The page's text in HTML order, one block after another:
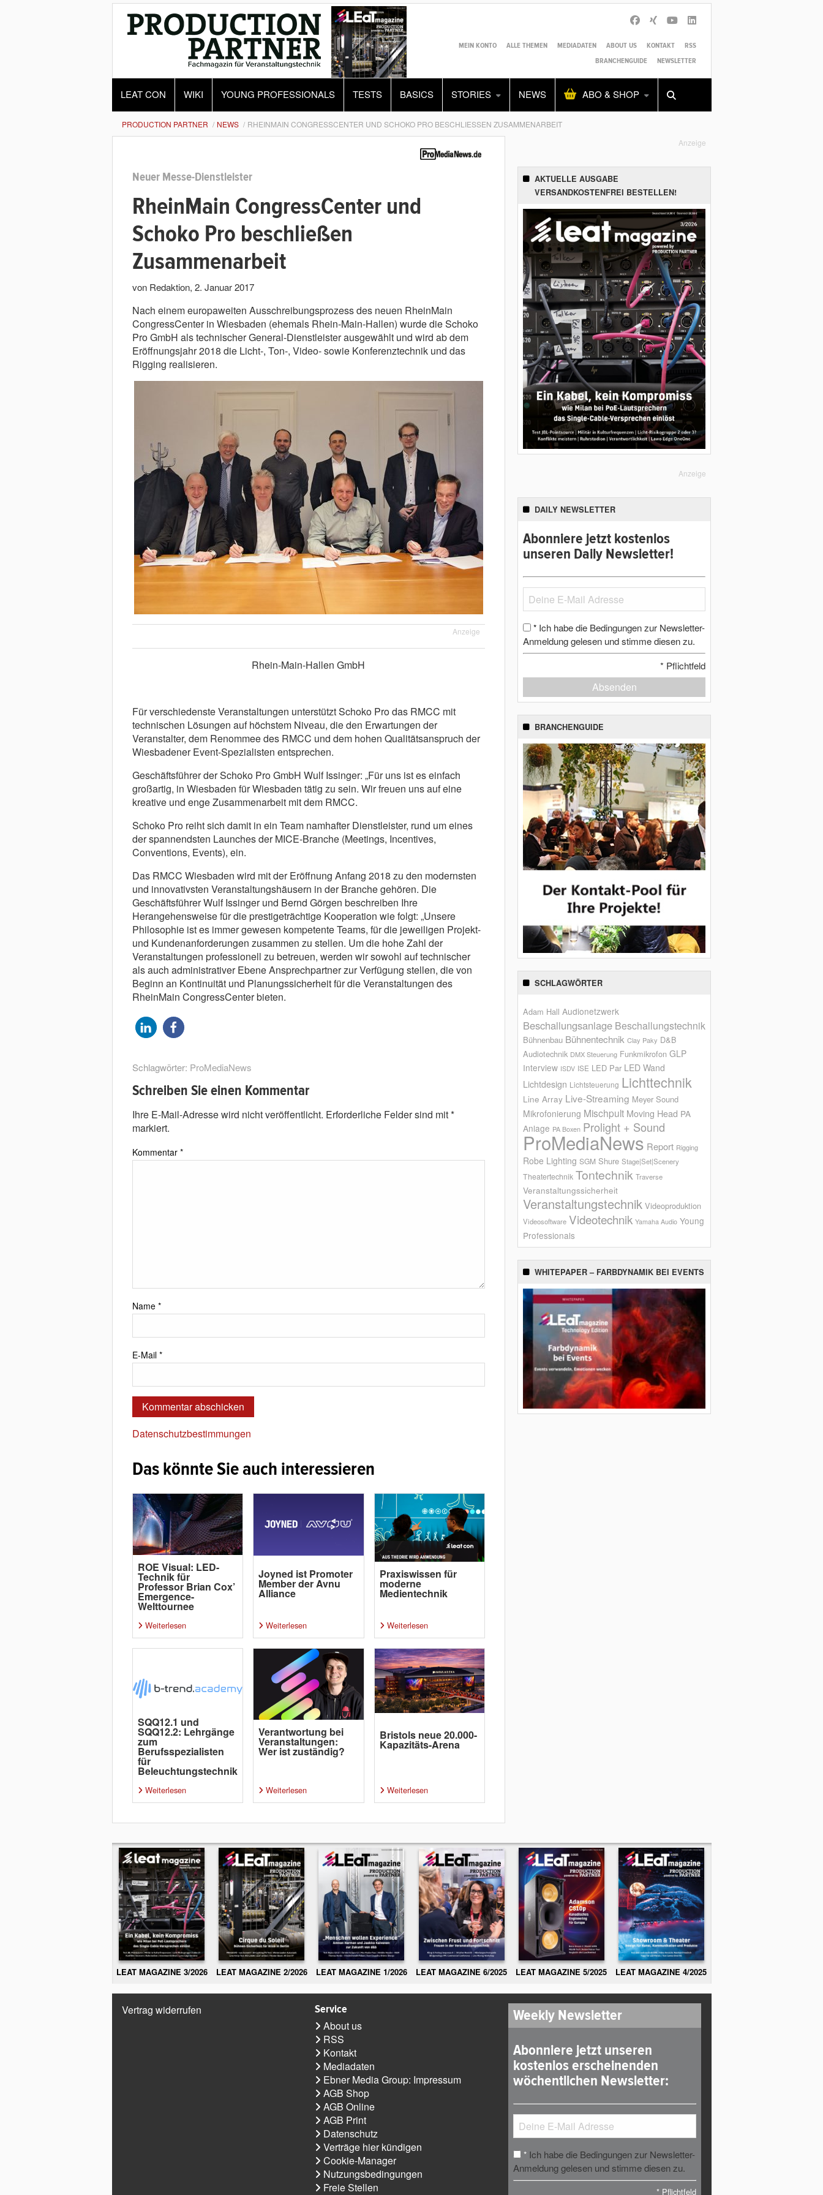
MEIN KONTO ALLE THEMEN MEDIADATEN ABOUT US KONTAKT
RSS
BRANCHENGUIDE
NEWSLETTER
LEAT CON WIKI YOUNG PROFESSIONALS TESTS BASICS STORIES NEWS ABO & SHOP
Alles Shop SUCHEN
PRODUCTION PARTNER NEWS RHEINMAIN CONGRESSCENTER UND SCHOKO PRO BESCHLIESSEN ZUSAMMENARBEIT
Neuer Messe-Dienstleister
RheinMain CongressCenter und
Schoko Pro beschließen
Zusammenarbeit
von Redaktion, 2. Januar 2017
Nach einem europaweiten Ausschreibungsprozess des neuen RheinMain
CongressCenter in Wiesbaden (ehemals Rhein-Main-Hallen) wurde die Schoko
Pro GmbH als technischer General-Dienstleister ausgewählt und wird ab dem
Eröffnungsjahr 2018 die Licht-, Ton-, Video- sowie Konferenztechnik und das
Rigging realisieren.
Anzeige
Rhein-Main-Hallen GmbH
Für verschiedenste Veranstaltungen unterstützt Schoko Pro das RMCC mit
technischen Lösungen auf höchstem Niveau, die den Erwartungen der
Veranstalter, dem Renommee des RMCC und dem hohen Qualitätsanspruch der
Wiesbadener Event-Spezialisten entsprechen.
Geschäftsführer der Schoko Pro GmbH Wulf Issinger: „Für uns ist es einfach
großartig, in Wiesbaden für Wiesbaden tätig zu sein. Wir freuen uns auf eine
kreative und enge Zusammenarbeit mit dem RMCC.
Schoko Pro reiht sich damit in ein Team namhafter Dienstleister, rund um eines
der spannendsten Launches der MICE-Branche (Meetings, Incentives,
Conventions, Events), ein.
Das RMCC Wiesbaden wird mit der Eröffnung Anfang 2018 zu den modernsten
und innovativsten Veranstaltungshäusern in der Branche gehören. Die
Geschäftsführer Wulf Issinger und Bernd Görgen beschreiben Ihre
Herangehensweise für die prestigeträchtige Kooperation wie folgt: „Unsere
Philosophie ist es immer gewesen kompetente Teams, für die jeweiligen Projekt-
und Kundenanforderungen zusammen zu stellen. Um die hohe Zahl der
Veranstaltungen professionell zu betreuen, werden wir sowohl auf technischer
als auch administrativer Ebene Ansprechpartner zur Verfügung stellen, die von
Beginn an Kontinuität und Planungssicherheit für die Veranstaltungen des
RheinMain CongressCenter bieten.
Schlagwörter: ProMediaNews
Schreiben Sie einen Kommentar
Ihre E-Mail-Adresse wird nicht veröffentlicht. Erforderliche Felder sind mit*
markiert.
Kommentar *
Name *
E-Mail *
Datenschutzbestimmungen
Das könnte Sie auch interessieren
ROE Visual: LED-
Technik für
Professor Brian Cox’
Emergence-
Welttournee
Weiterlesen
Joyned ist Promoter
Member der Avnu
Alliance
Weiterlesen
Praxiswissen für
moderne
Medientechnik
Weiterlesen
SQQ12.1 und
SQQ12.2: Lehrgänge
zum
Berufsspezialisten
für
Beleuchtungstechnik
Weiterlesen
Verantwortung bei
Veranstaltungen:
Wer ist zuständig?
Weiterlesen
Bristols neue 20.000-
Kapazitäts-Arena
Weiterlesen
Anzeige
AKTUELLE AUSGABE
VERSANDKOSTENFREI BESTELLEN!
Anzeige
DAILY NEWSLETTER
Abonniere jetzt kostenlos
unseren Daily Newsletter!
* Ich habe die Bedingungen zur Newsletter-
Anmeldung gelesen und stimme diesen zu.
* Pflichtfeld
Absenden
BRANCHENGUIDE
SCHLAGWÖRTER
Adam Hall Audionetzwerk
Beschallungsanlage Beschallungstechnik
Bühnenbau Bühnentechnik Clay Paky D&B
Audiotechnik DMX Steuerung Funkmikrofon GLP
Interview ISDV ISE LED Par LED Wand
Lichtdesign Lichtsteuerung Lichttechnik
Line Array Live-Streaming Meyer Sound
Mikrofonierung Mischpult Moving Head PA
Anlage PA Boxen Prolight + Sound
ProMediaNews Report Rigging
Robe Lighting SGM Shure Stage|Set|Scenery
Theatertechnik Tontechnik Traverse
Veranstaltungssicherheit
Veranstaltungstechnik Videoproduktion
Videosoftware Videotechnik Yamaha Audio Young
Professionals
WHITEPAPER – FARBDYNAMIK BEI EVENTS
LEAT MAGAZINE 3/2026 LEAT MAGAZINE 2/2026 LEAT MAGAZINE 1/2026 LEAT MAGAZINE 6/2025 LEAT MAGAZINE 5/2025 LEAT MAGAZINE 4/2025
Vertrag widerrufen Service
About us
RSS
Kontakt
Mediadaten
Ebner Media Group: Impressum
AGB Shop
AGB Online
AGB Print
Datenschutz
Verträge hier kündigen
Cookie-Manager
Nutzungsbedingungen
Freie Stellen
Weekly Newsletter
Abonniere jetzt unseren
kostenlos erscheinenden
wöchentlichen Newsletter:
* Ich habe die Bedingungen zur Newsletter-
Anmeldung gelesen und stimme diesen zu.
* Pflichtfeld